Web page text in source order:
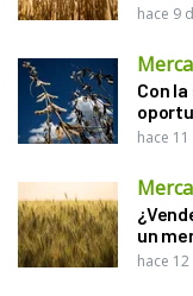
hace 9
Con
hace
un
hace